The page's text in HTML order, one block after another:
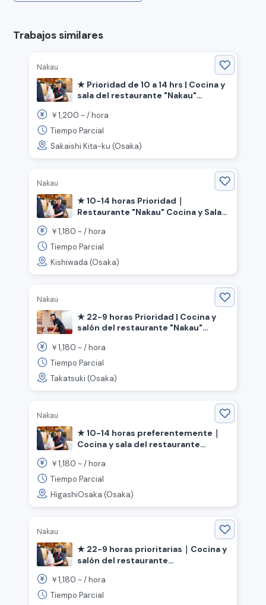
Trabajos similares
Nakau
★ Prioridad de 10 a 14 hrs | Cocina y
sala del restaurante "Nakau"
Prefectura de Osaka, Estación Shin-
Kanaoka》
￥1,200 ~ /hora
Tiempo Parcial
Sakaishi Kita-ku (Osaka)
Nakau
★ 10-14 horas Prioridad｜
Restaurante "Nakau" Cocina y Sala
Estación Kishiwada》
￥1,180 ~ /hora
Tiempo Parcial
Kishiwada (Osaka)
Nakau
★ 22-9 horas Prioridad | Cocina y
salón del restaurante "Nakau"
de Osaka, Estación Settsu-Tonda》
￥1,180 ~ /hora
Tiempo Parcial
Takatsuki (Osaka)
Nakau
★ 10-14 horas preferentemente｜
Cocina y sala del restaurante
de Higashi-Osaka, estación Kawachi
Kosaka 》
￥1,180 ~ /hora
Tiempo Parcial
HigashiOsaka (Osaka)
Nakau
★ 22-9 horas prioritarias｜Cocina y
salón del restaurante
Distrito de Ikuno, Estación Minami
Tatsumi》
￥1,180 ~ /hora
Tiempo Parcial